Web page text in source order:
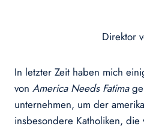
Direktor
In letzter Zeit haben mich
von America Needs Fatima
unternehmen, um der
insbesondere Katholiken, die